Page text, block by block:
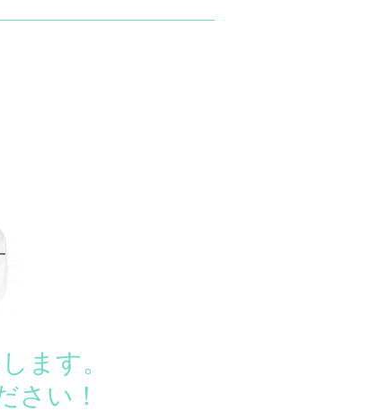
ます。
さい！